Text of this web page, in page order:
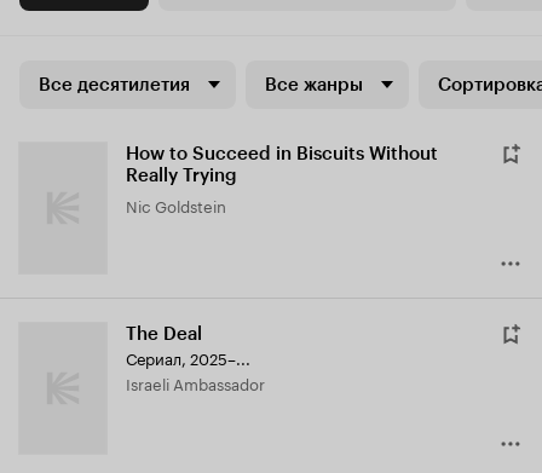
Все десятилетия Все жанры
How to Succeed in Biscuits Without
Really Trying
Nic Goldstein
The Deal
Сериал, 2025–...
Israeli Ambassador